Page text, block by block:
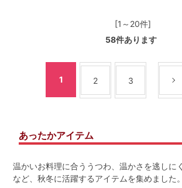
[1～20件]
58件あります
1 2 3
あったかアイテム
温かいお料理に合ううつわ、温かさを逃しに
など、秋冬に活躍するアイテムを集めました。